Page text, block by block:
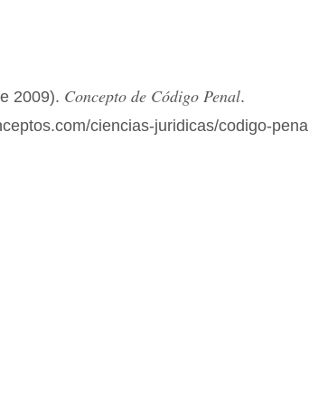
2009). Concepto de Código Penal.
ciencias-juridicas/codigo-penal